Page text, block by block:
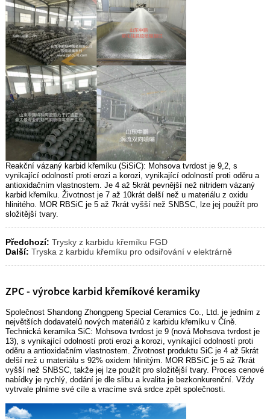
Reakční vázaný karbid křemíku (SiSiC): Mohsova tvrdost je 9,2, s
vynikající odolností proti erozi a korozi, vynikající odolností proti oděru a
antioxidačním vlastnostem. Je 4 až 5krát pevnější než nitridem vázaný
karbid křemíku. Životnost je 7 až 10krát delší než u materiálu z oxidu
hlinitého. MOR RBSiC je 5 až 7krát vyšší než SNBSC, lze jej použít pro
složitější tvary.
Předchozí: Trysky z karbidu křemíku FGD
Další: Tryska z karbidu křemíku pro odsiřování v elektrárně
ZPC - výrobce karbid křemíkové keramiky
Společnost Shandong Zhongpeng Special Ceramics Co., Ltd. je jedním z
největších dodavatelů nových materiálů z karbidu křemíku v Číně.
Technická keramika SiC: Mohsova tvrdost je 9 (nová Mohsova tvrdost je
13), s vynikající odolností proti erozi a korozi, vynikající odolností proti
oděru a antioxidačním vlastnostem. Životnost produktu SiC je 4 až 5krát
delší než u materiálu s 92% oxidem hlinitým. MOR RBSiC je 5 až 7krát
vyšší než SNBSC, takže jej lze použít pro složitější tvary. Proces cenové
nabídky je rychlý, dodání je dle slibu a kvalita je bezkonkurenční. Vždy
vytrvale plníme své cíle a vracíme svá srdce zpět společnosti.